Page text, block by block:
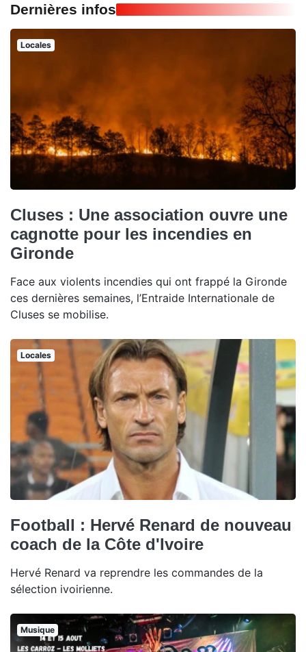
Dernières infos
Locales
Cluses : Une association ouvre une
cagnotte pour les incendies en
Gironde
Face aux violents incendies qui ont frappé la Gironde
ces dernières semaines, l’Entraide Internationale de
Cluses se mobilise.
Locales
Football : Hervé Renard de nouveau
coach de la Côte d'Ivoire
Hervé Renard va reprendre les commandes de la
sélection ivoirienne.
Musique